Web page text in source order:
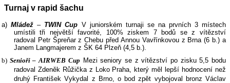
Turnaj v rapid šachu
a) Mládež– TWIN Cup V juniorském turnaji se na prvních 3 místech
umístili tři největší favorité, 100% ziskem 7 bodů se z vítězství
radoval Petr Špreňar z Chebu před Annou Vavřínkovou z Brna (6 b.) a
Janem Langmajerem z ŠK 64 Plzeň (4,5 b.).
b) Senioři – AIRWEB Cup Mezi seniory se z vítězství po zisku 5,5 bodu
radoval Zdeněk Růžička z Loko Praha, který měl lepší hodnocení než
druhý František Vykydal z Brno, o bod zpět vybojoval bronz Václav